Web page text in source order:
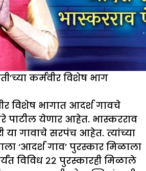
कर्मवीर विशेष भाग
विशेष भागात आदर्श गावचे
पाटील येणार आहेत. भास्करराव
या गावाचे सरपंच आहेत. त्यांच्या
‘आदर्श गाव’ पुरस्कार मिळाला
विविध २२ पुरस्कारही मिळाले